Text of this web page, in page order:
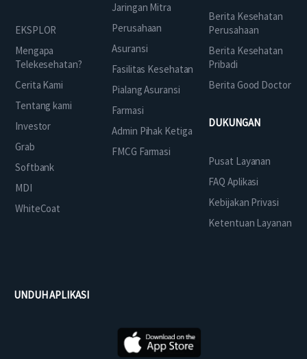
EKSPLOR
Mengapa
Telekesehatan?
Cerita Kami
Tentang kami
Investor
Grab
Softbank
MDI
WhiteCoat
Jaringan Mitra
Perusahaan
Asuransi
Fasilitas Kesehatan
Pialang Asuransi
Farmasi
Admin Pihak Ketiga
FMCG Farmasi
Berita Kesehatan
Perusahaan
Berita Kesehatan
Pribadi
Berita Good Doctor
DUKUNGAN
Pusat Layanan
FAQ Aplikasi
Kebijakan Privasi
Ketentuan Layanan
UNDUH APLIKASI